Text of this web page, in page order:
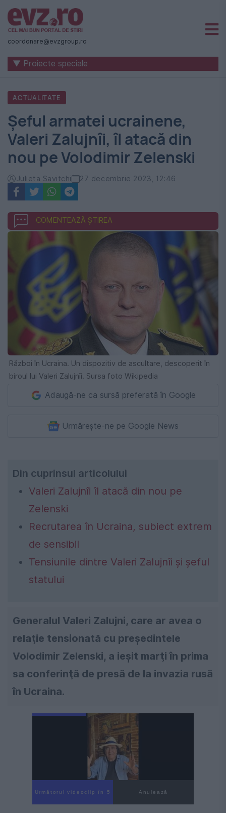
Știri
naționale
internaționale
România
-
Evenimentul
Zilei
coordonare@evzgroup.ro
▼ Proiecte speciale
ACTUALITATE
Şeful armatei ucrainene,
Valeri Zalujnîi, îl atacă din
nou pe Volodimir Zelenski
Julieta Savitchi 27 decembrie 2023, 12:46
COMENTEAZĂ ȘTIREA
Război în Ucraina. Un dispozitiv de ascultare, descoperit în
biroul lui Valeri Zalujnîi. Sursa foto Wikipedia
Adaugă-ne ca sursă preferată în Google
Urmărește-ne pe Google News
Din cuprinsul articolului
Valeri Zalujnîi îl atacă din nou pe
Zelenski
Recrutarea în Ucraina, subiect extrem
de sensibil
Tensiunile dintre Valeri Zalujnîi şi şeful
statului
Generalul Valeri Zalujni, care ar avea o
relaţie tensionată cu preşedintele
Volodimir Zelenski, a ieşit marţi în prima
sa conferinţă de presă de la invazia rusă
în Ucraina.
Următorul videoclip în 3 Anulează